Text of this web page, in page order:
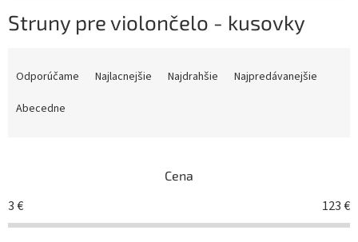
Struny pre violončelo - kusovky
o
d
Odporúčame Najlacnejšie Najdrahšie
Najpredávanejšie
Abecedne
Cena
3€ 123€